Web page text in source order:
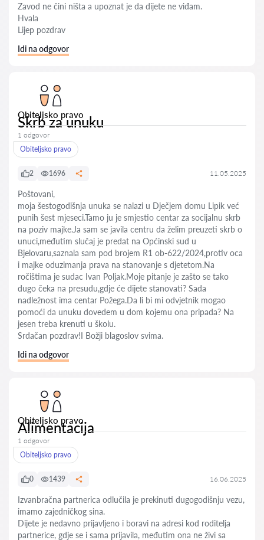
Zavod ne čini ništa a upoznat je da dijete ne viđam.
Hvala
Lijep pozdrav
Idi na odgovor
Obiteljsko pravo
Skrb za unuku
1 odgovor
Obiteljsko pravo
2 1696 11.05.2025
Poštovani,
moja šestogodišnja unuka se nalazi u Dječjem domu Lipik već
punih šest mjeseci.Tamo ju je smjestio centar za socijalnu skrb
na poziv majke.Ja sam se javila centru da želim preuzeti skrb o
unuci,međutim slučaj je predat na Općinski sud u
Bjelovaru,saznala sam pod brojem R1 ob-622/2024,protiv oca
i majke oduzimanja prava na stanovanje s djetetom.Na
ročištima je sudac Ivan Poljak.Moje pitanje je zašto se tako
dugo čeka na presudu,gdje će dijete stanovati? Sada
nadležnost ima centar Požega.Da li bi mi odvjetnik mogao
pomoći da unuku dovedem u dom kojemu ona pripada? Na
jesen treba krenuti u školu.
Srdačan pozdrav!I Božji blagoslov svima.
Idi na odgovor
Obiteljsko pravo
Alimentacija
1 odgovor
Obiteljsko pravo
0 1439 16.06.2025
Izvanbračna partnerica odlučila je prekinuti dugogodišnju vezu,
imamo zajedničkog sina.
Dijete je nedavno prijavljeno i boravi na adresi kod roditelja
partnerice, gdje se i sama prijavila, međutim ona ne živi sa